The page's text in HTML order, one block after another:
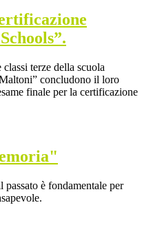
terze della scuola
concludono il loro
finale per la certificazione
è fondamentale per